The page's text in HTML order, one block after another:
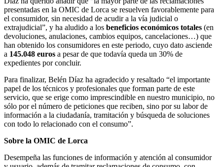
presentadas en la OMIC de Lorca se resuelven favorablemente para
el consumidor, sin necesidad de acudir a la vía judicial o
extrajudicial”, y ha aludido a los beneficios económicos totales (en
devoluciones, anulaciones, cambios equipos, cancelaciones…) que
han obtenido los consumidores en este periodo, cuyo dato asciende
a 145.048 euros a pesar de que todavía queda un 30% de
expedientes por concluir.
Para finalizar, Belén Díaz ha agradecido y resaltado “el importante
papel de los técnicos y profesionales que forman parte de este
servicio, que se erige como imprescindible en nuestro municipio, no
sólo por el número de peticiones que reciben, sino por su labor de
información a la ciudadanía, tramitación y búsqueda de soluciones
con todo lo relacionado con el consumo”.
Sobre la OMIC de Lorca
Desempeña las funciones de información y atención al consumidor